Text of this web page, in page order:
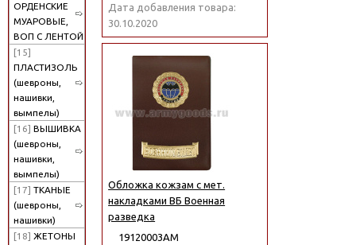
ОРДЕНСКИЕ
МУАРОВЫЕ,
ВОП С ЛЕНТОЙ
[15]
ПЛАСТИЗОЛЬ
(шевроны,
нашивки,
вымпелы)
[16] ВЫШИВКА
(шевроны,
нашивки,
вымпелы)
[17] ТКАНЫЕ
(шевроны,
нашивки)
[18] ЖЕТОНЫ
Дата добавления товара:
30.10.2020
Обложка кожзам с мет.
накладками ВБ Военная
разведка
19120003АМ